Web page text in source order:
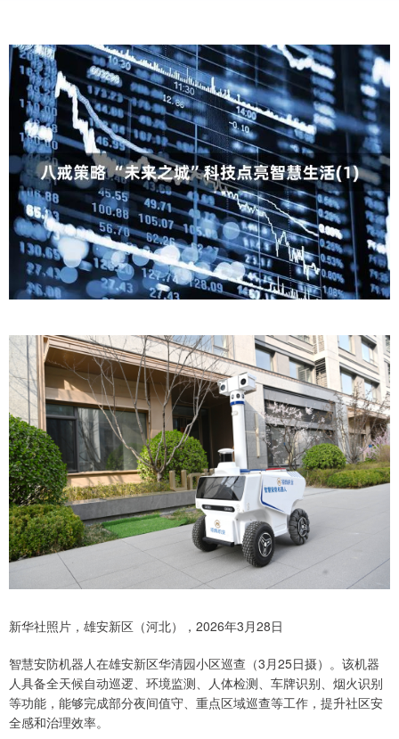
新华社照片，雄安新区（河北），2026年3月28日
智慧安防机器人在雄安新区华清园小区巡查（3月25日摄）。该机器
人具备全天候自动巡逻、环境监测、人体检测、车牌识别、烟火识别
等功能，能够完成部分夜间值守、重点区域巡查等工作，提升社区安
全感和治理效率。